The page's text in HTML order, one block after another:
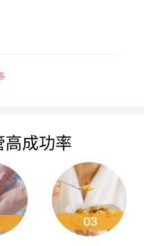
高成功率